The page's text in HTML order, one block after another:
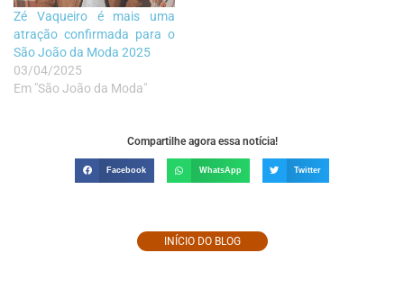
Zé Vaqueiro é mais uma
atração confirmada para o
São João da Moda 2025
03/04/2025
Em "São João da Moda"
Compartilhe agora essa notícia!
Facebook WhatsApp Twitter
INÍCIO DO BLOG